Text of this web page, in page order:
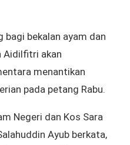
bagi bekalan ayam dan
Aidilfitri akan
menantikan
pada petang Rabu.
Negeri dan Kos Sara
Ayub berkata,